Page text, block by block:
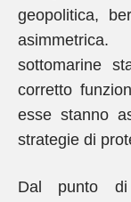
geopolitica,
sottomarine
corretto
esse stanno
strategie di
Dal punto di